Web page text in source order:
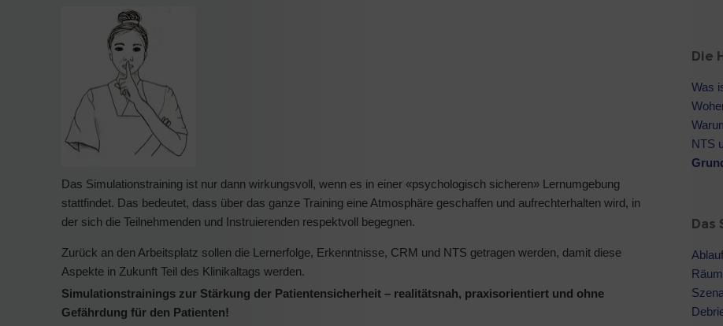
Das Simulationstraining ist nur dann wirkungsvoll, wenn es in einer «psychologisch sicheren» Lernumgebung
stattfindet. Das bedeutet, dass über das ganze Training eine Atmosphäre geschaffen und aufrechterhalten wird, in
der sich die Teilnehmenden und Instruierenden respektvoll begegnen.
Zurück an den Arbeitsplatz sollen die Lernerfolge, Erkenntnisse, CRM und NTS getragen werden, damit diese
Aspekte in Zukunft Teil des Klinikaltags werden.
Simulationstrainings zur Stärkung der Patientensicherheit – realitätsnah, praxisorientiert und ohne
Gefährdung für den Patienten!
Die
Was
NTS
Das
Ablauf